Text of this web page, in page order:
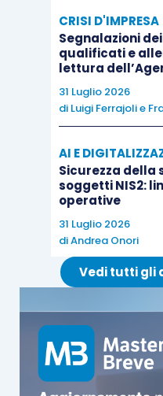
CRISI D'IMPRESA
Segnalazioni
qualificati e
lettura
31 Luglio 2026
di Luigi Ferrajolie
AI E
Sicurezza della
soggetti NIS2:
operative
31 Luglio 2026
diAndrea Onori
Vedi tutti gli